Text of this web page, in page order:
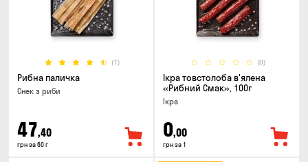
(7)
Рибна паличка
Снек з риби
47,40
грн за 60 г
(0)
Ікра товстолоба в'ялена
«Рибний Смак», 100г
Ікра
0,00
грн за 1